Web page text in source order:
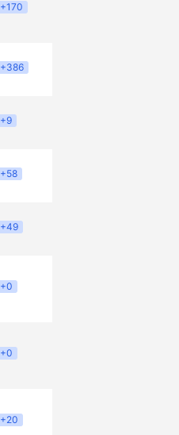
+170
+386
+9
+58
+49
+0
+0
+20